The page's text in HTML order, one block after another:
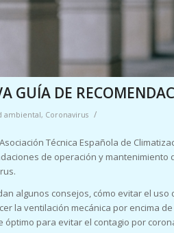
GUÍA DE
ambiental, Coronavirus /
Técnica Española de
de operación y
algunos consejos, cómo evitar el
la ventilación mecánica por encima
óptimo para evitar el contagio por